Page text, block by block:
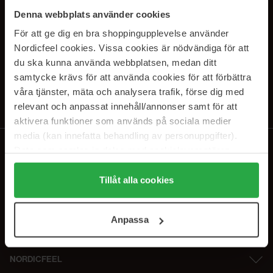
Denna webbplats använder cookies
För att ge dig en bra shoppingupplevelse använder
Nordicfeel cookies. Vissa cookies är nödvändiga för att
du ska kunna använda webbplatsen, medan ditt
samtycke krävs för att använda cookies för att förbättra
våra tjänster, mäta och analysera trafik, förse dig med
relevant och anpassat innehåll/annonser samt för att
aktivera funktioner som används på sociala medier
media (kan innefatta behandling av personuppgifter).
Genom att trycka på "Tillåt alla cookies" accepterar du
alla cookies, medan du under "Detaljer" kan anpassa
användningen av cookies. Du kan när som helst återkalla
samt vår Integritetspolicy.
Tillåt alla cookies
Anpassa
SUBSCRIBE TO OUR
NEWSLETTER
Ved å abonnere godtar du vårpersonvernerklæring. Du kan melde deg
av når som helst.
NORDICFEEL